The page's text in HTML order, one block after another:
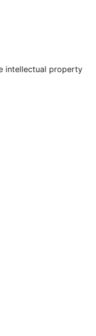
account
intellectual property